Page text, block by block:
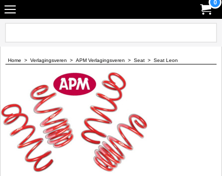
0
Home > Verlagingsveren > APM Verlagingsveren > Seat > Seat Leon